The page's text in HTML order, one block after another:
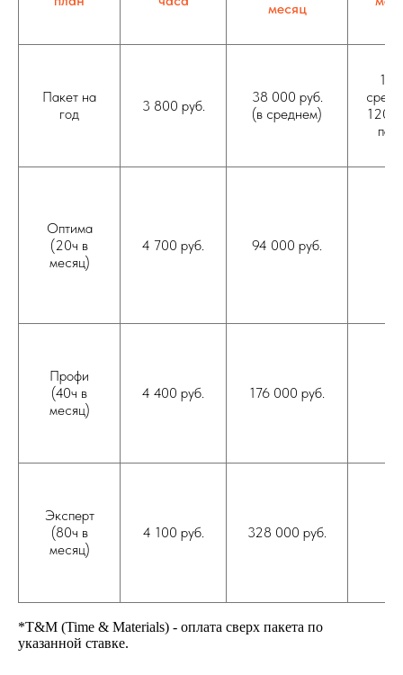
месяц
Пакет на
год
3 800 руб.
38 000 руб.
(в среднем)
10
120
Оптима
(20ч в
месяц)
4 700 руб. 94 000 руб.
Профи
(40ч в
месяц)
4 400 руб. 176 000 руб.
Эксперт
(80ч в
месяц)
4 100 руб. 328 000 руб.
*T&M (Time & Materials) - оплата сверх пакета по
указанной ставке.